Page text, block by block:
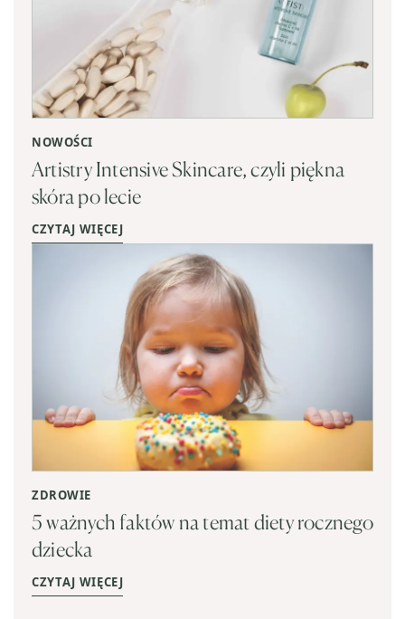
NOWOŚCI
Artistry Intensive Skincare, czyli piękna
skóra po lecie
CZYTAJ WIĘCEJ
ZDROWIE
5 ważnych faktów na temat diety rocznego
dziecka
CZYTAJ WIĘCEJ